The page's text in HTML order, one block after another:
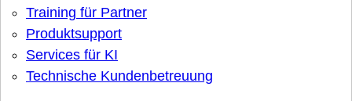
Training für Partner
Produktsupport
Services für KI
Technische Kundenbetreuung